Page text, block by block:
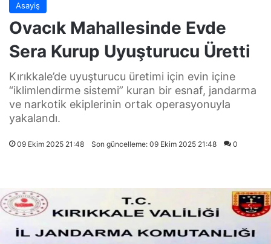
Asayiş
Ovacık Mahallesinde Evde
Sera Kurup Uyuşturucu Üretti
Kırıkkale’de uyuşturucu üretimi için evin içine
“iklimlendirme sistemi” kuran bir esnaf, jandarma
ve narkotik ekiplerinin ortak operasyonuyla
yakalandı.
09 Ekim 2025 21:48 Son güncelleme: 09 Ekim 2025 21:48 0